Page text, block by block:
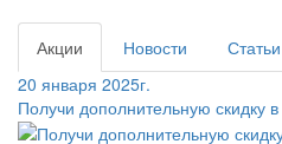
Акции Новости
Статьи
20 января 2025г.
Получи дополнительную скидку